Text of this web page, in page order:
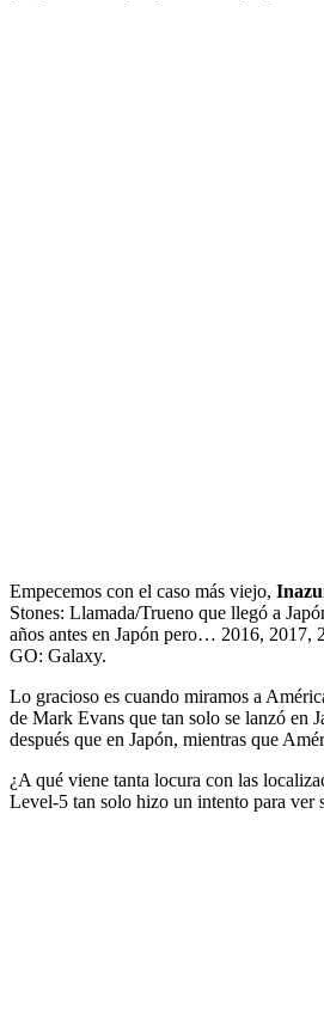
Empecemos con el caso más viejo,
Stones: Llamada/Trueno que llegó a
años antes en Japón pero… 2016, 2017,
GO: Galaxy.
Lo gracioso es cuando miramos a
de Mark Evans que tan solo se lanzó en
después que en Japón, mientras que
¿A qué viene tanta locura con las
Level-5 tan solo hizo un intento para ver